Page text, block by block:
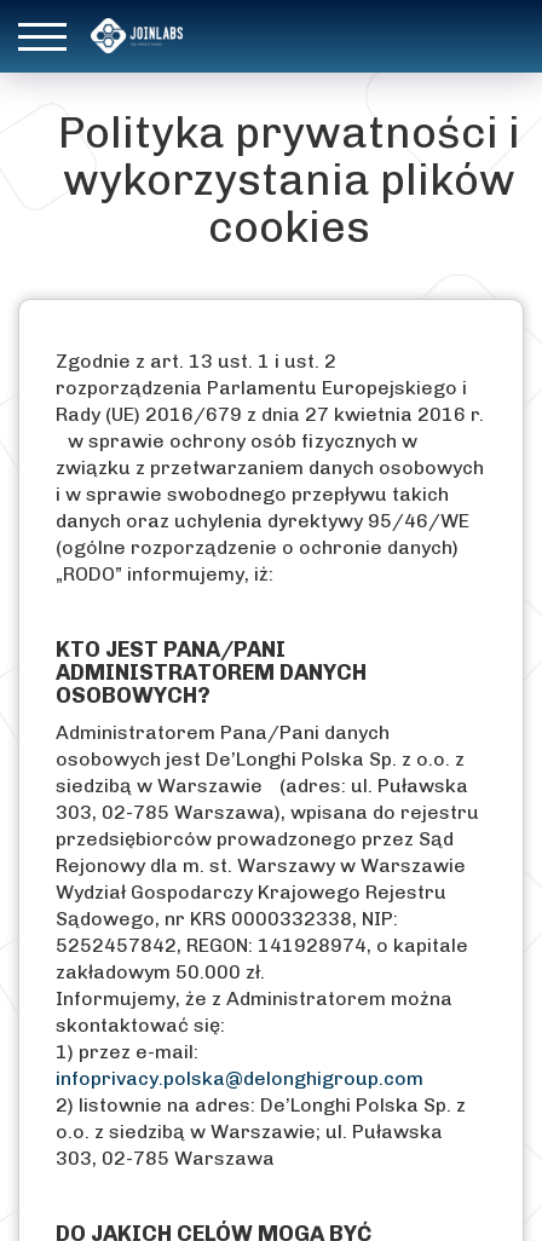
Polityka prywatności i
wykorzystania plików
cookies
Zgodnie z art. 13 ust. 1 i ust. 2
rozporządzenia Parlamentu Europejskiego i
Rady (UE) 2016/679 z dnia 27 kwietnia 2016 r.
w sprawie ochrony osób fizycznych w
związku z przetwarzaniem danych osobowych
i w sprawie swobodnego przepływu takich
danych oraz uchylenia dyrektywy 95/46/WE
(ogólne rozporządzenie o ochronie danych)
„RODO” informujemy, iż:
KTO JEST PANA/PANI
ADMINISTRATOREM DANYCH
OSOBOWYCH?
Administratorem Pana/Pani danych
osobowych jest De’Longhi Polska Sp. z o.o. z
siedzibą w Warszawie (adres: ul. Puławska
303, 02-785 Warszawa), wpisana do rejestru
przedsiębiorców prowadzonego przez Sąd
Rejonowy dla m. st. Warszawy w Warszawie
Wydział Gospodarczy Krajowego Rejestru
Sądowego, nr KRS 0000332338, NIP:
5252457842, REGON: 141928974, o kapitale
zakładowym 50.000 zł.
Informujemy, że z Administratorem można
skontaktować się:
1) przez e-mail:
infoprivacy.polska@delonghigroup.com
2) listownie na adres: De’Longhi Polska Sp. z
o.o. z siedzibą w Warszawie; ul. Puławska
303, 02-785 Warszawa
DO JAKICH CELÓW MOGĄ BYĆ